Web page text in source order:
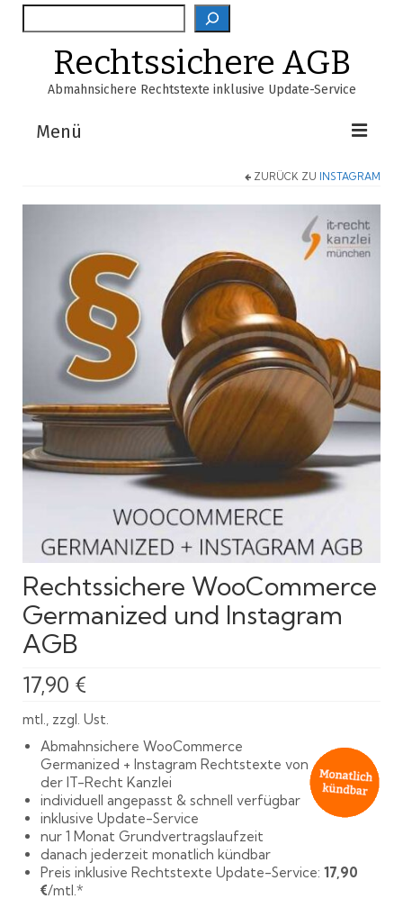
Suche
Rechtssichere AGB
Abmahnsichere Rechtstexte inklusive Update-Service
Menü
EasyScan
Über Uns
Warenkorb
ZURÜCK ZU INSTAGRAM
Rechtssichere WooCommerce
Germanized und Instagram
AGB
17,90 €
mtl., zzgl. Ust.
Abmahnsichere WooCommerce
Germanized + Instagram Rechtstexte von
der IT-Recht Kanzlei
individuell angepasst & schnell verfügbar
inklusive Update-Service
nur 1 Monat Grundvertragslaufzeit
danach jederzeit monatlich kündbar
Preis inklusive Rechtstexte Update-Service: 17,90
€/mtl.*